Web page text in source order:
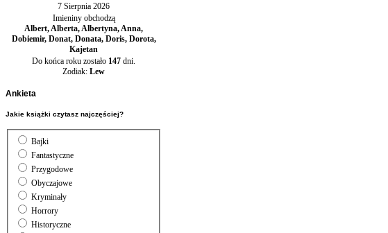
7 Sierpnia 2026
Imieniny obchodzą
Albert, Alberta, Albertyna, Anna,
Dobiemir, Donat, Donata, Doris, Dorota,
Kajetan
Do końca roku zostało 147 dni.
Zodiak: Lew
Ankieta
Jakie książki czytasz najczęściej?
Bajki
Fantastyczne
Przygodowe
Obyczajowe
Kryminały
Horrory
Historyczne